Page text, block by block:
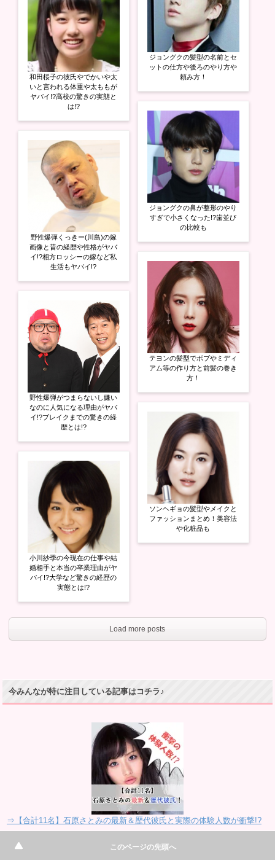
和田桜子の彼氏やでかいや太
いと言われる体重や太ももが
ヤバイ!?高校の驚きの実態と
は!?
野性爆弾くっきー(川島)の嫁
画像と昔の経歴や性格がヤバ
イ!?相方ロッシーの嫁など私
生活もヤバイ!?
野性爆弾がつまらないし嫌い
なのに人気になる理由がヤバ
イ!?ブレイクまでの驚きの経
歴とは!?
小川紗季の今現在の仕事や結
婚相手と本当の卒業理由がヤ
バイ!?大学など驚きの経歴の
実態とは!?
ジョングクの髪型の名前とセ
ットの仕方や後ろのやり方や
頼み方！
ジョングクの鼻が整形のやり
すぎで小さくなった!?歯並び
の比較も
テヨンの髪型でボブやミディ
アム等の作り方と前髪の巻き
方！
ソンヘギョの髪型やメイクと
ファッションまとめ！美容法
や化粧品も
Load more posts
今みんなが特に注目している記事はコチラ♪
⇒【合計11名】石原さとみの最新＆歴代彼氏と実際の体験人数が衝撃!?
このページの先頭へ